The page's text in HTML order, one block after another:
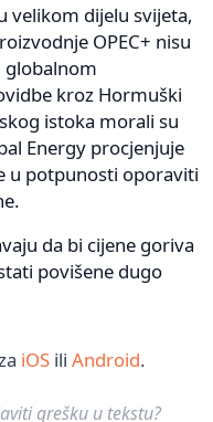
velikom dijelu svijeta,
OPEC+ nisu
globalnom
kroz Hormuški
istoka morali su
Energy procjenjuje
u potpunosti oporaviti
da bi cijene goriva
povišene dugo
iOS ili Android.
grešku u tekstu?